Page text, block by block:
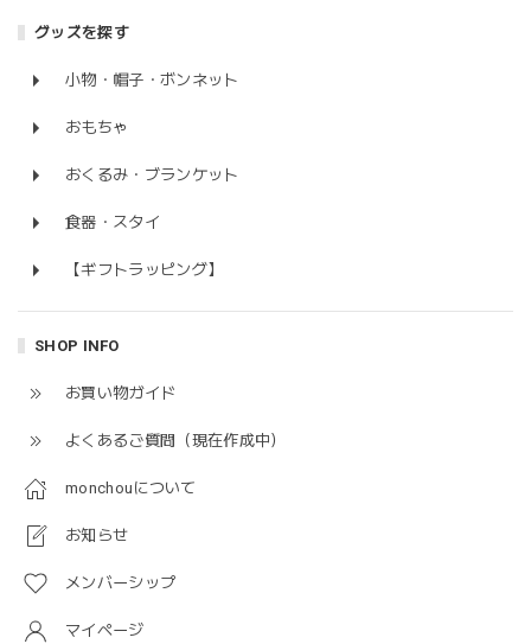
グッズを探す
小物・帽子・ボンネット
おもちゃ
おくるみ・ブランケット
食器・スタイ
【ギフトラッピング】
SHOP INFO
お買い物ガイド
よくあるご質問（現在作成中）
monchouについて
お知らせ
メンバーシップ
マイページ